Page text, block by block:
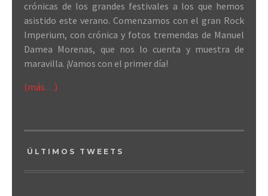
crónicas de los grandes festivales a los que hemos
asistido este verano. Comenzamos con el gran Rock
Imperium, con crónica y fotos tremendas de Manuel
Damea Morenas, que nos lo cuenta y muestra de
maravilla. ¡Vamos con el primer día!
(más…)
ÚLTIMOS TWEETS